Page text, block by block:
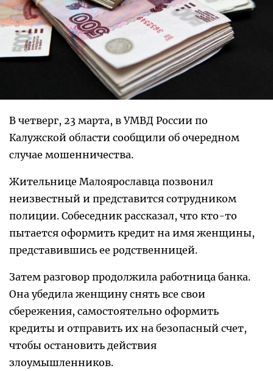
В четверг, 23 марта, в УМВД России по
Калужской области сообщили об очередном
случае мошенничества.
Жительнице Малоярославца позвонил
неизвестный и представится сотрудником
полиции. Собеседник рассказал, что кто-то
пытается оформить кредит на имя женщины,
представившись ее родственницей.
Затем разговор продолжила работница банка.
Она убедила женщину снять все свои
сбережения, самостоятельно оформить
кредиты и отправить их на безопасный счет,
чтобы остановить действия
злоумышленников.